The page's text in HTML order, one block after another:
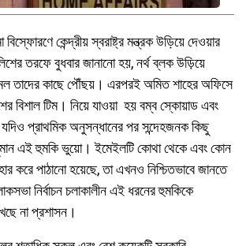
কেন্দ্রীয় স্বরাষ্ট্র মন্ত্রক উড়িয়ে দেওয়ার
তরফে বুধবার জানানো হয়, নর্থ ব্লক উড়িয়ে
তাদের কাছে পৌঁছয়। এরপরই অমিত শাহের অফিসে
বিশাল টিম। নিয়ে যাওয়া হয় বম্ব স্কোয়াড এবং
যদিও প্রাথমিক অনুসন্ধানের পর সন্দেহজনক কিছু
এই হুমকি ভুয়ো। ইমেইলটি কোথা থেকে এবং কোন
করে পাঠানো হয়েছে, তা এখনও নিশ্চিতভাবে জানতে
নির্বাচন চলাকালীন এই ধরনের হুমকিকে
না প্রশাসন।